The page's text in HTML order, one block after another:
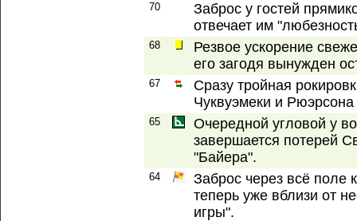
70
Заброс у гостей
отвечает им
68
Резвое ускорение
его загодя вынужден
67
Сразу тройная
Чуквуэмеки и
65
Очередной угловой у
завершается потерей
"Байера".
64
Заброс через всё
теперь уже вблизи от
игры".